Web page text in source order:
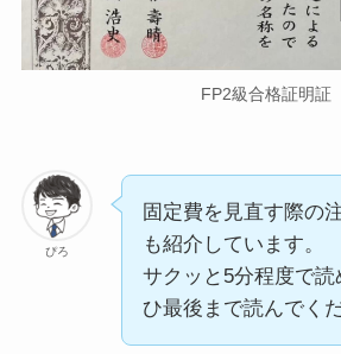
FP2級合格証明証
ぴろ
固定費を見直す際の
も紹介しています。
サクッと5分程度で
ひ最後まで読んでくだ